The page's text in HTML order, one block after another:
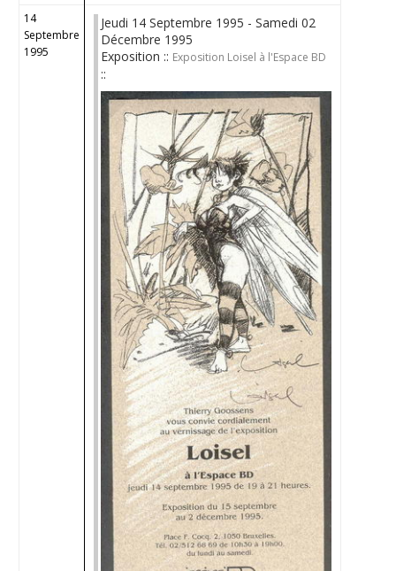
14
Septembre
1995
Jeudi 14 Septembre 1995 - Samedi 02
Décembre 1995
Exposition :: Exposition Loisel à l'Espace BD
::